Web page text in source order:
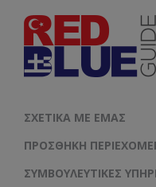
ΣΧΕΤΙΚΆ ΜΕ ΕΜΆΣ
ΠΡΟΣΘΉΚΗ
ΣΥΜΒΟΥΛΕΥΤΙΚΈΣ